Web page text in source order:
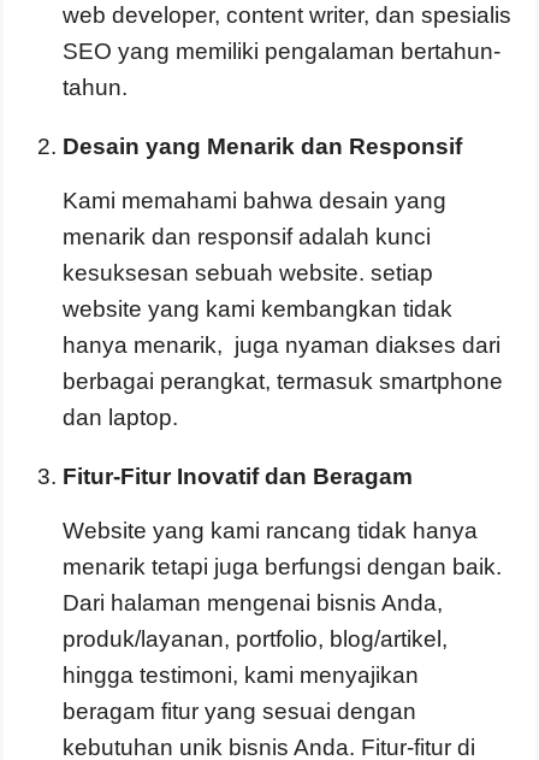
web developer, content writer, dan spesialis
SEO yang memiliki pengalaman bertahun-
tahun.
Desain yang Menarik dan Responsif
Kami memahami bahwa desain yang
menarik dan responsif adalah kunci
kesuksesan sebuah website. setiap
website yang kami kembangkan tidak
hanya menarik, juga nyaman diakses dari
berbagai perangkat, termasuk smartphone
dan laptop.
Fitur-Fitur Inovatif dan Beragam
Website yang kami rancang tidak hanya
menarik tetapi juga berfungsi dengan baik.
Dari halaman mengenai bisnis Anda,
produk/layanan, portfolio, blog/artikel,
hingga testimoni, kami menyajikan
beragam fitur yang sesuai dengan
kebutuhan unik bisnis Anda. Fitur-fitur di